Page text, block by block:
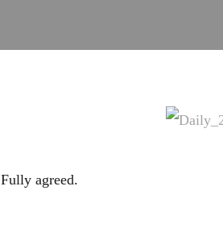
Fully agreed.